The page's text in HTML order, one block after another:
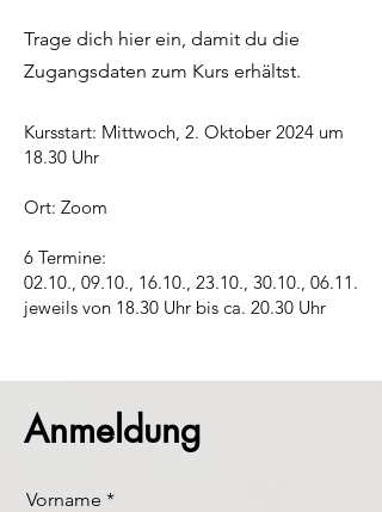
Trage dich hier ein, damit du die
Zugangsdaten zum Kurs erhältst.
Kursstart: Mittwoch, 2. Oktober 2024 um
18.30 Uhr
Ort: Zoom
6 Termine:
02.10., 09.10., 16.10., 23.10., 30.10., 06.11.
jeweils von 18.30 Uhr bis ca. 20.30 Uhr
Anmeldung
Vorname